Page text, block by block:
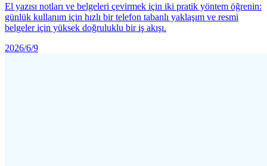
El yazısı notları ve belgeleri çevirmek için iki pratik yöntem öğrenin:
günlük kullanım için hızlı bir telefon tabanlı yaklaşım ve resmi
belgeler için yüksek doğruluklu bir iş akışı.
2026/6/9